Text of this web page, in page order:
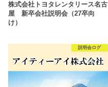
株式会社トヨタレンタリース名古
屋 新卒会社説明会（27卒向
け）
説明会ログ